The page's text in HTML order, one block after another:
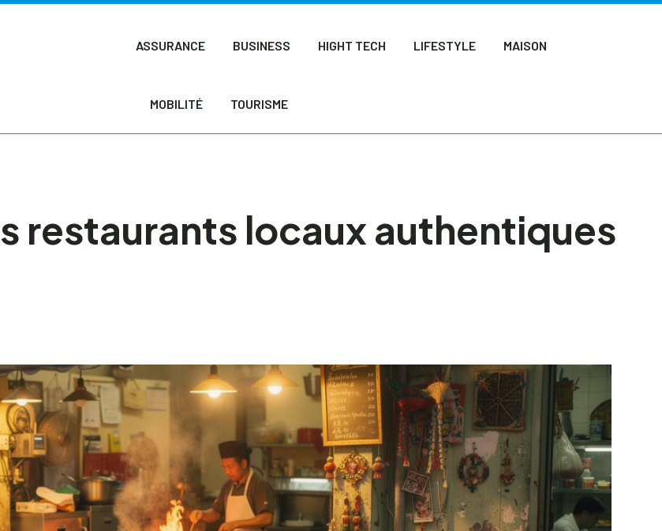
ASSURANCE BUSINESS HIGHT TECH LIFESTYLE MAISON
MOBILITÉ TOURISME
restaurants locaux authentiques